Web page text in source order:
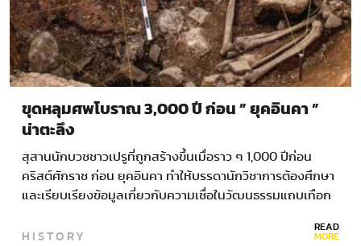
ขุดหลุมศพโบราณ 3,000 ปี ก่อน ” ยุคอินคา ”
น่าตะลึง
สุสานนักบวชชาวเปรูที่ถูกสร้างขึ้นเมื่อราว ๆ 1,000 ปีก่อน
คริสต์ศักราช ก่อน ยุคอินคา ทำให้บรรดานักวิชาการต้องศึกษา
และเรียบเรียงข้อมูลเกี่ยวกับความเชื่อในวัฒนธรรมแถบเทือก
HISTORY READ
MORE